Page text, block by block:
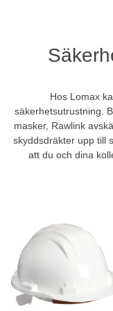
Hos Lomax
säkerhetsutrustning.
masker, Rawlink
skyddsdräkter upp till
att du och dina